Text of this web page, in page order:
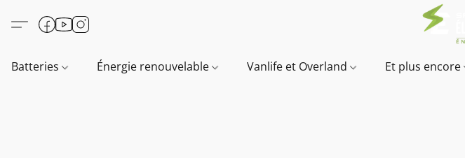
Batteries Énergie renouvelable Vanlife et Overland Et plus encore